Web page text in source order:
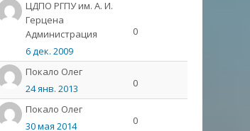
ЦДПО РГПУ им. А. И.
Герцена
Администрация
6 дек. 2009
0
Пoкaлo Олeг
24 янв. 2013
0
Пoкaлo Олeг
30 мая 2014
0